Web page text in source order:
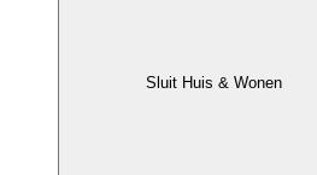
Sluit Huis & Wonen